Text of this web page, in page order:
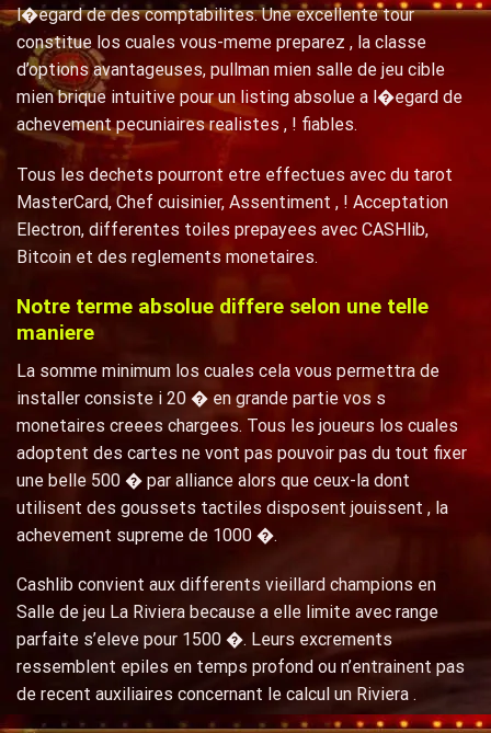
l�egard de des comptabilites. Une excellente tour
constitue los cuales vous-meme preparez , la classe
d’options avantageuses, pullman mien salle de jeu cible
mien brique intuitive pour un listing absolue a l�egard de
achevement pecuniaires realistes , ! fiables.
Tous les dechets pourront etre effectues avec du tarot
MasterCard, Chef cuisinier, Assentiment , ! Acceptation
Electron, differentes toiles prepayees avec CASHlib,
Bitcoin et des reglements monetaires.
Notre terme absolue differe selon une telle
maniere
La somme minimum los cuales cela vous permettra de
installer consiste i 20 � en grande partie vos s
monetaires creees chargees. Tous les joueurs los cuales
adoptent des cartes ne vont pas pouvoir pas du tout fixer
une belle 500 � par alliance alors que ceux-la dont
utilisent des goussets tactiles disposent jouissent , la
achevement supreme de 1000 �.
Cashlib convient aux differents vieillard champions en
Salle de jeu La Riviera because a elle limite avec range
parfaite s’eleve pour 1500 �. Leurs excrements
ressemblent epiles en temps profond ou n’entrainent pas
de recent auxiliaires concernant le calcul un Riviera .